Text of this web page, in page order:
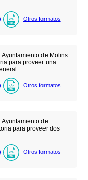
Otros formatos
de Molins
para proveer una
Otros formatos
de
para proveer dos
Otros formatos